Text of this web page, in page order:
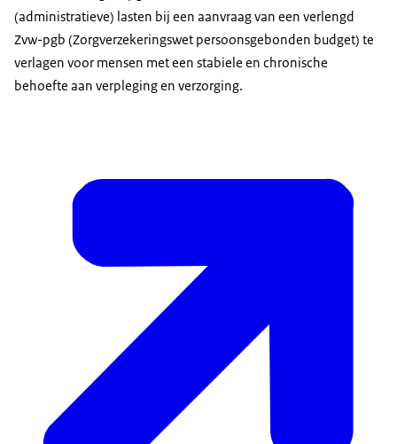
(administratieve) lasten bij een aanvraag van een verlengd
Zvw-pgb (Zorgverzekeringswet persoonsgebonden budget) te
verlagen voor mensen met een stabiele en chronische
behoefte aan verpleging en verzorging.